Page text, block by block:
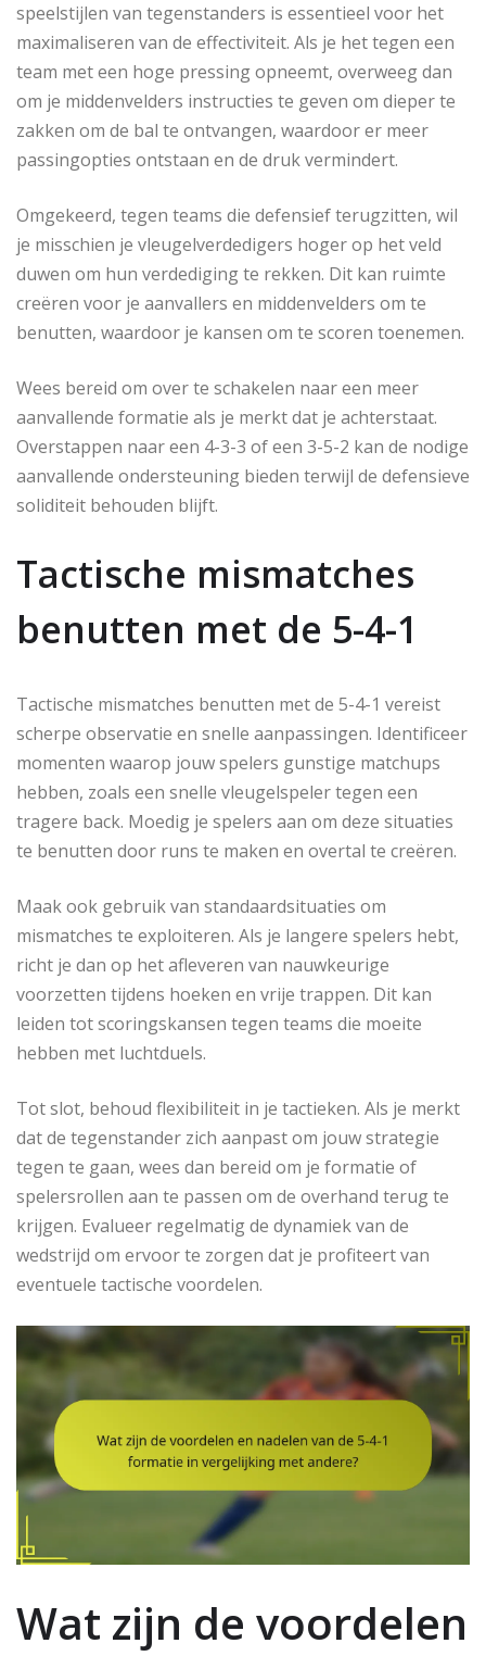
speelstijlen van tegenstanders is essentieel voor het
maximaliseren van de effectiviteit. Als je het tegen een
team met een hoge pressing opneemt, overweeg dan
om je middenvelders instructies te geven om dieper te
zakken om de bal te ontvangen, waardoor er meer
passingopties ontstaan en de druk vermindert.
Omgekeerd, tegen teams die defensief terugzitten, wil
je misschien je vleugelverdedigers hoger op het veld
duwen om hun verdediging te rekken. Dit kan ruimte
creëren voor je aanvallers en middenvelders om te
benutten, waardoor je kansen om te scoren toenemen.
Wees bereid om over te schakelen naar een meer
aanvallende formatie als je merkt dat je achterstaat.
Overstappen naar een 4-3-3 of een 3-5-2 kan de nodige
aanvallende ondersteuning bieden terwijl de defensieve
soliditeit behouden blijft.
Tactische mismatches
benutten met de 5-4-1
Tactische mismatches benutten met de 5-4-1 vereist
scherpe observatie en snelle aanpassingen. Identificeer
momenten waarop jouw spelers gunstige matchups
hebben, zoals een snelle vleugelspeler tegen een
tragere back. Moedig je spelers aan om deze situaties
te benutten door runs te maken en overtal te creëren.
Maak ook gebruik van standaardsituaties om
mismatches te exploiteren. Als je langere spelers hebt,
richt je dan op het afleveren van nauwkeurige
voorzetten tijdens hoeken en vrije trappen. Dit kan
leiden tot scoringskansen tegen teams die moeite
hebben met luchtduels.
Tot slot, behoud flexibiliteit in je tactieken. Als je merkt
dat de tegenstander zich aanpast om jouw strategie
tegen te gaan, wees dan bereid om je formatie of
spelersrollen aan te passen om de overhand terug te
krijgen. Evalueer regelmatig de dynamiek van de
wedstrijd om ervoor te zorgen dat je profiteert van
eventuele tactische voordelen.
Wat zijn de voordelen